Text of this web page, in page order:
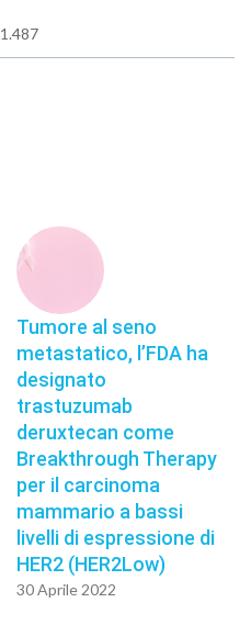
1.487
Tumore al seno
metastatico, l’FDA ha
designato
trastuzumab
deruxtecan come
Breakthrough Therapy
per il carcinoma
mammario a bassi
livelli di espressione di
HER2 (HER2Low)
30 Aprile 2022